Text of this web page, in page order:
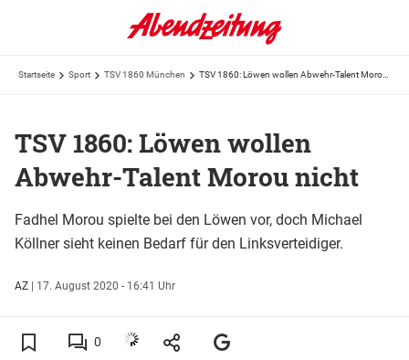
Startseite Sport TSV 1860 München
TSV 1860: Löwen wollen
Abwehr-Talent Morou nicht
Fadhel Morou spielte bei den Löwen vor, doch Michael
Köllner sieht keinen Bedarf für den Linksverteidiger.
AZ | 17. August 2020 - 16:41 Uhr
0